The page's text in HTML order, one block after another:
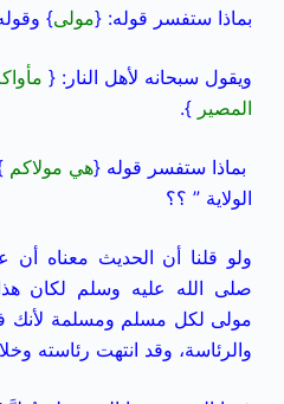
بماذا ستفسر قوله: {مولى}
ويقول سبحانه لأهل النار: {
المصير }.
بماذا ستفسر قوله {هي مولاكم
الولاية ” ؟؟
ولو قلنا أن الحديث معناه أن
صلى الله عليه وسلم لكان
مولى لكل مسلم ومسلمة لأنك
والرئاسة، وقد انتهت رئاسته